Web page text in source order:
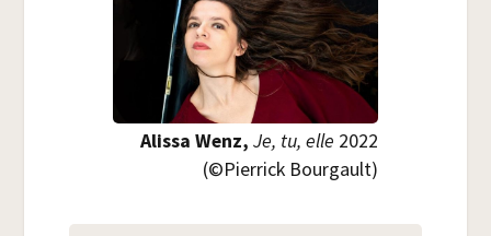
Alis­sa Wenz, Je, tu, elle 2022
(©Pier­rick Bourgault)